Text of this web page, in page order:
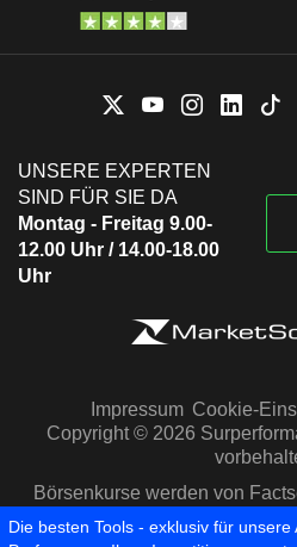
UNSERE EXPERTEN
SIND FÜR SIE DA
Montag - Freitag 9.00-
12.00 Uhr / 14.00-18.00
Uhr
Impressum Cookie-
Copyright © 2026
Börsenkurse werden von
Capital IQ zur
Die besten Tools - exklusiv für